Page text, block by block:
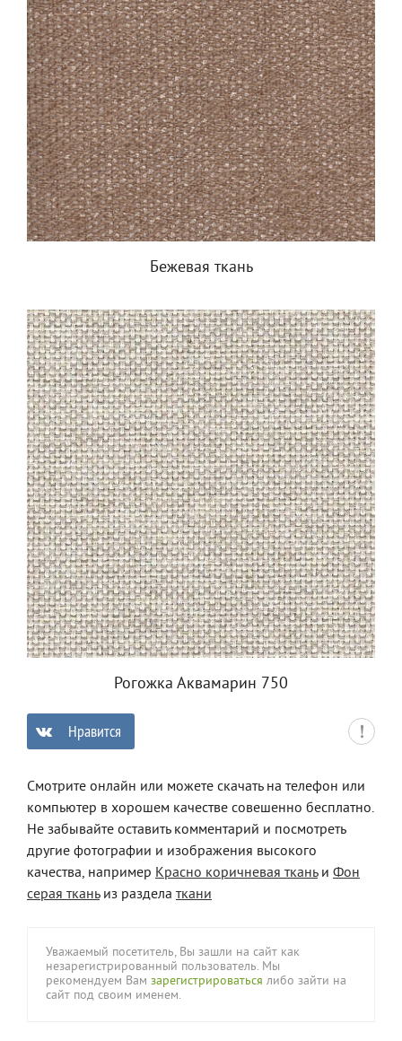
Бежевая ткань
Рогожка Аквамарин 750
Нравится
Смотрите онлайн или можете скачать на телефон или
компьютер в хорошем качестве совешенно бесплатно.
Не забывайте оставить комментарий и посмотреть
другие фотографии и изображения высокого
качества, например Красно коричневая тканьи Фон
серая тканьиз раздела ткани
Уважаемый посетитель, Вы зашли на сайт как
незарегистрированный пользователь. Мы
рекомендуем Вам зарегистрироваться либо зайти на
сайт под своим именем.